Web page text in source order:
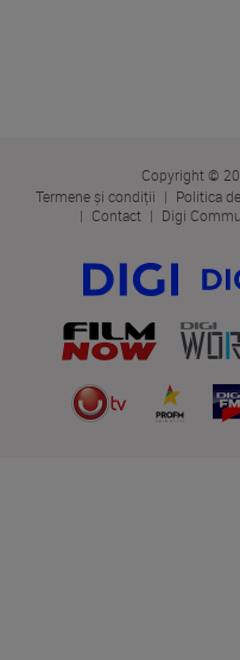
Copyright ©
Termene și condiții
Politica
Contact
Digi